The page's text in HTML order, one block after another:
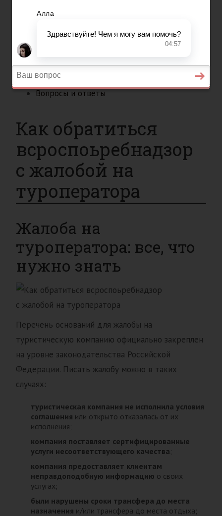
Главная
Страхование
Возврат товаров
Военное право
Вопросы и ответы
Как обратиться
всроспоьребнадзор
с жалобой на
туроператора
Жалоба на
туроператора: все, что
нужно знать
Перечень оснований для жалобы на
туристическую компанию официально закреплен
на уровне законодательства Российской
Федерации. Писать жалобу можно в таких
случаях:
туристическая компания не исполнила условия
соглашения или открыто отказалась от их
исполнения;
компания поставляет сертифицированные
услуги несоответствующего качества;
компания предоставляет клиентам
неправдоподобную информацию о своих
услугах;
были нарушены сроки трансфера до места
назначения и/или трансфера до места отдыха;